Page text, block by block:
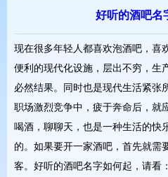
好听的酒吧名
现在很多年轻人都喜欢泡酒吧，喜
便利的现代化设施，层出不穷，生
必然结果。同时也是现代生活紧张
职场激烈竞争中，疲于奔命后，就
喝酒，聊聊天，也是一种生活的快
的。如果要开一家酒吧，首先就需
客。好听的酒吧名字如何起，请看：